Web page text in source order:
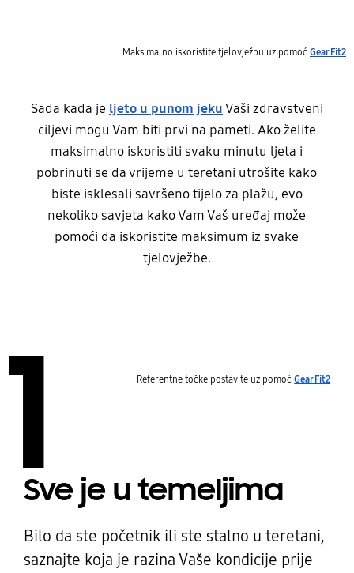
Maksimalno iskoristite tjelovježbu uz pomoć Gear Fit2
Sada kada je ljeto u punom jekuVaši zdravstveni
ciljevi mogu Vam biti prvi na pameti. Ako želite
maksimalno iskoristiti svaku minutu ljeta i
pobrinuti se da vrijeme u teretani utrošite kako
biste isklesali savršeno tijelo za plažu, evo
nekoliko savjeta kako Vam Vaš uređaj može
pomoći da iskoristite maksimum iz svake
tjelovježbe.
Referentne točke postavite uz pomoćGear Fit2
1
Sve je u temeljima
Bilo da ste početnik ili ste stalno u teretani,
saznajte koja je razina Vaše kondicije prije